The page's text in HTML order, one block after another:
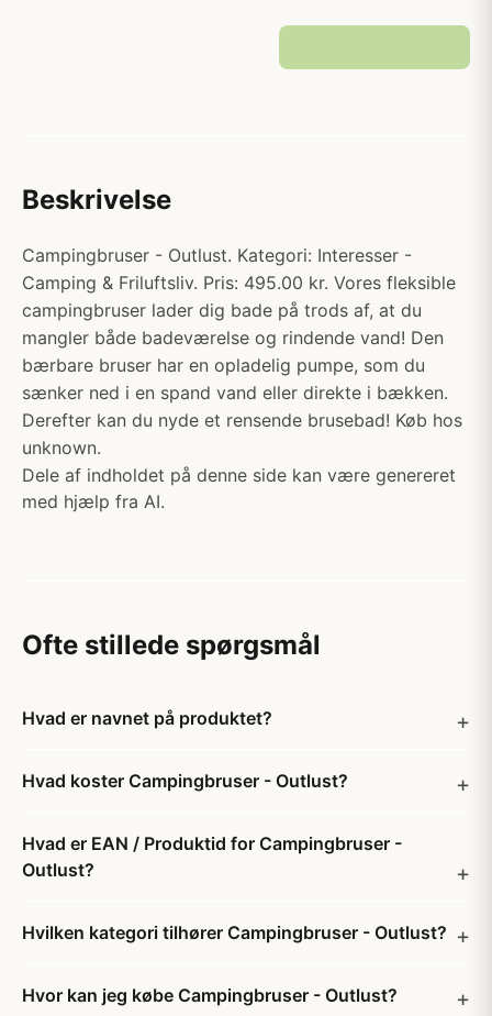
Beskrivelse
Campingbruser - Outlust. Kategori: Interesser -
Camping & Friluftsliv. Pris: 495.00 kr. Vores fleksible
campingbruser lader dig bade på trods af, at du
mangler både badeværelse og rindende vand! Den
bærbare bruser har en opladelig pumpe, som du
sænker ned i en spand vand eller direkte i bækken.
Derefter kan du nyde et rensende brusebad! Køb hos
unknown.
Dele af indholdet på denne side kan være genereret
med hjælp fra AI.
Ofte stillede spørgsmål
Hvad er navnet på produktet?
Hvad koster Campingbruser - Outlust?
Hvad er EAN / Produktid for Campingbruser -
Outlust?
Hvilken kategori tilhører Campingbruser - Outlust?
Hvor kan jeg købe Campingbruser - Outlust?